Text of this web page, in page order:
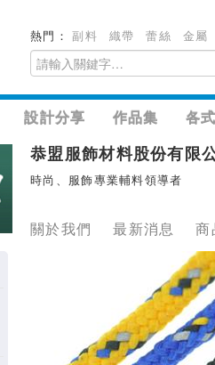
熱門：副料 織帶 蕾絲 金屬
設計分享 作品集 各
恭盟服飾材料股份有限
時尚、服飾專業輔料領導者
關於我們 最新消息 商